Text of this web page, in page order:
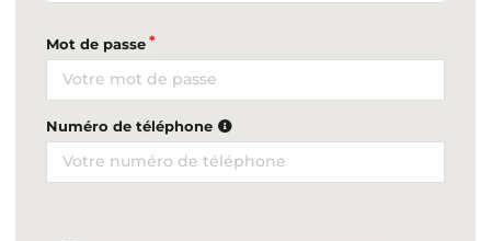
Mot de passe
Numéro de téléphone